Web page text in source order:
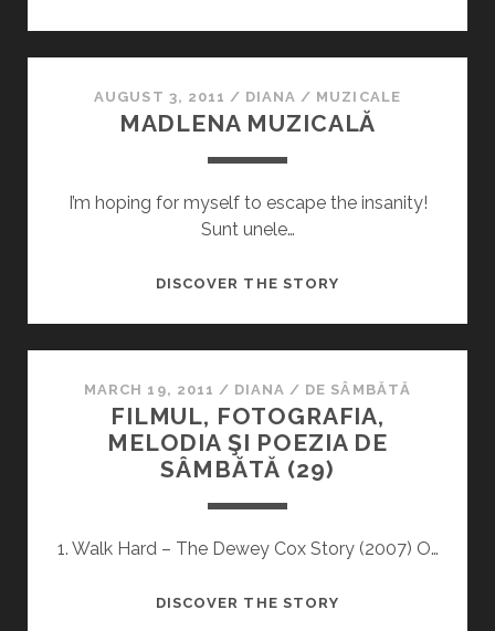
POEZIA
DE
AUGUST 3, 2011 / DIANA / MUZICALE
MADLENA MUZICALĂ
I’m hoping for myself to escape the insanity!
Sunt unele…
DISCOVER THE STORYMADLENA
MARCH 19, 2011 / DIANA / DE SÂMBĂTĂ
FILMUL, FOTOGRAFIA,
MELODIA ŞI POEZIA DE
SÂMBĂTĂ (29)
1. Walk Hard – The Dewey Cox Story (2007) O…
DISCOVER THE STORYFILMUL,